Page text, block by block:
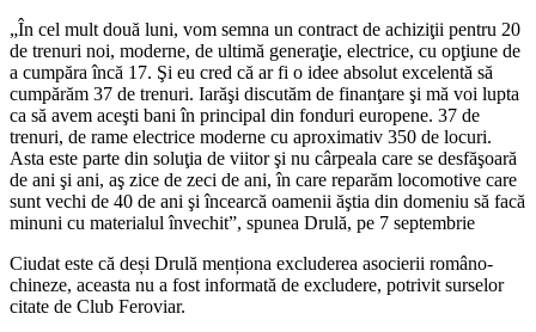
„În cel mult două luni, vom semna un contract de achiziţii pentru 20
de trenuri noi, moderne, de ultimă generaţie, electrice, cu opţiune de
a cumpăra încă 17. Şi eu cred că ar fi o idee absolut excelentă să
cumpărăm 37 de trenuri. Iarăşi discutăm de finanţare şi mă voi lupta
ca să avem aceşti bani în principal din fonduri europene. 37 de
trenuri, de rame electrice moderne cu aproximativ 350 de locuri.
Asta este parte din soluţia de viitor şi nu cârpeala care se desfăşoară
de ani şi ani, aş zice de zeci de ani, în care reparăm locomotive care
sunt vechi de 40 de ani şi încearcă oamenii ăştia din domeniu să facă
minuni cu materialul învechit”, spunea Drulă, pe 7 septembrie
Ciudat este că deși Drulă menționa excluderea asocierii româno-
chineze, aceasta nu a fost informată de excludere, potrivit surselor
citate de Club Feroviar.